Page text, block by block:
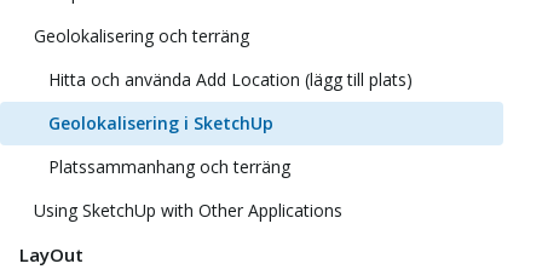
Geolokalisering och terräng
Hitta och använda Add Location (lägg till plats)
Geolokalisering i SketchUp
Platssammanhang och terräng
Using SketchUp with Other Applications
LayOut